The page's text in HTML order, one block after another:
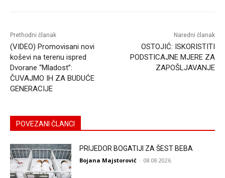
Prethodni članak
(VIDEO) Promovisani novi
koševi na terenu ispred
Dvorane “Mladost”:
ČUVAJMO IH ZA BUDUĆE
GENERACIJE
Naredni članak
OSTOJIĆ: ISKORISTITI
PODSTICAJNE MJERE ZA
ZAPOŠLJAVANJE
POVEZANI ČLANCI
PRIJEDOR BOGATIJI ZA ŠEST BEBA
Bojana Majstorović - 08.08.2026.